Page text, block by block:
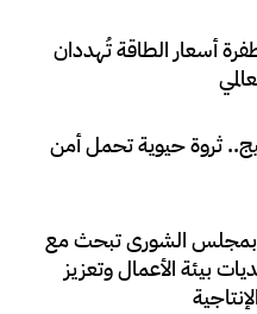
أسعار الطاقة تُهددان
ثروة حيوية تحمل أمن
بمجلس الشورى تبحث مع
بيئة الأعمال وتعزيز